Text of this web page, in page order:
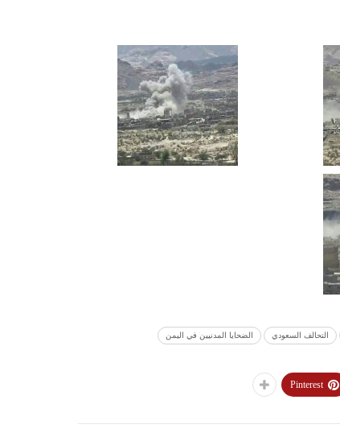
التحالف السعودي الضحايا المدنيين في اليمن
Pinterest